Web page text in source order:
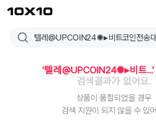
텐
바
'텔레@UPCOIN24✺▸비트...'
검색결과가 없어요.
상품이 품절되었을 경우
검색 지원이 되지 않을 수 있